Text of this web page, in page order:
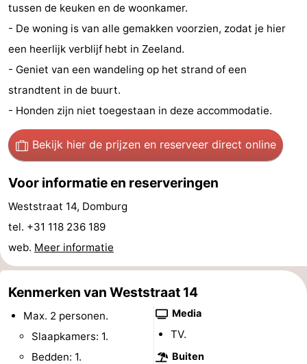
Domburg
Westhove
Last
minutes
Strand
Zien
doen
Bezienswaardigheden
-
Molens
-
Uitkijkpunten
Attracties
-
Speeltuinen
tussen de keuken en de woonkamer.
- De woning is van alle gemakken voorzien, zodat je hier
een heerlijk verblijf hebt in Zeeland.
- Geniet van een wandeling op het strand of een
strandtent in de buurt.
- Honden zijn niet toegestaan in deze accommodatie.
Bekijk hier de prijzen en reserveer direct online
Voor informatie en reserveringen
Weststraat 14, Domburg
tel. +31 118 236 189
web. Meer informatie
Kenmerken van Weststraat 14
Max. 2 personen.
Slaapkamers: 1.
Bedden: 1.
Media
TV.
Buiten